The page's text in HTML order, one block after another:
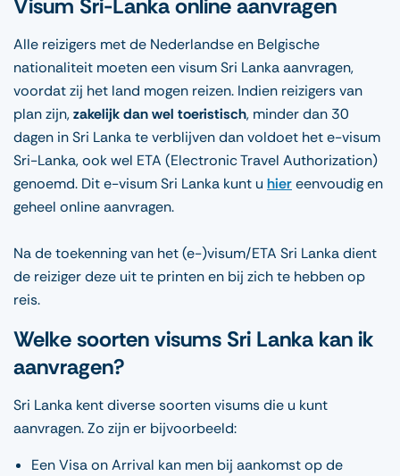
Visum Sri-Lanka online aanvragen
Alle reizigers met de Nederlandse en Belgische
nationaliteit moeten een visum Sri Lanka aanvragen,
voordat zij het land mogen reizen. Indien reizigers van
plan zijn,zakelijk dan wel toeristisch, minder dan 30
dagen in Sri Lanka te verblijven dan voldoet het e-visum
Sri-Lanka, ook wel ETA (Electronic Travel Authorization)
genoemd. Dit e-visum Sri Lanka kunt u hiereenvoudig en
geheel online aanvragen.
Na de toekenning van het (e-)visum/ETA Sri Lanka dient
de reiziger deze uit te printen en bij zich te hebben op
reis.
Welke soorten visums Sri Lanka kan ik
aanvragen?
Sri Lanka kent diverse soorten visums die u kunt
aanvragen. Zo zijn er bijvoorbeeld:
Een Visa on Arrival kan men bij aankomst op de